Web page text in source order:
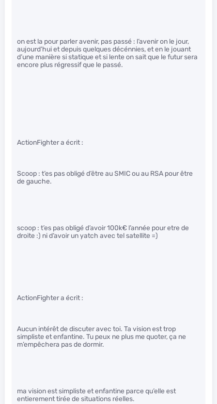
on est la pour parler avenir, pas passé : l’avenir on le jour,
aujourd’hui et depuis quelques décénnies, et en le jouant
d’une manière si statique et si lente on sait que le futur sera
encore plus régressif que le passé.
ActionFighter a écrit :
Scoop : t’es pas obligé d’être au SMIC ou au RSA pour être
de gauche.
scoop : t’es pas obligé d’avoir 100k€ l’année pour etre de
droite :) ni d’avoir un yatch avec tel satellite =)
ActionFighter a écrit :
Aucun intérêt de discuter avec toi. Ta vision est trop
simpliste et enfantine. Tu peux ne plus me quoter, ça ne
m’empêchera pas de dormir.
ma vision est simpliste et enfantine parce qu’elle est
entierement tirée de situations réelles.